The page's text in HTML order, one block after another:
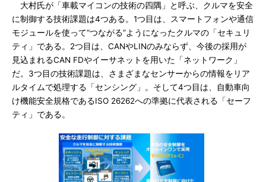
大村氏が「車載マイコンの技術の四隅」と呼ぶ、クルマを安全
に制御する技術課題は4つある。1つ目は、スマートフォンや通信
モジュールを使って“つながる”ようになったクルマの「セキュリ
ティ」である。2つ目は、CANやLINのみならず、今後の採用が
見込まれるCAN FDやイーサネットを用いた「ネットワーク」
だ。3つ目の技術課題は、さまざまなセンサーからの情報をリア
ルタイムで処理する「センシング」。そして4つ目は、自動車向
け機能安全規格であるISO 26262への準拠に代表される「セーフ
ティ」である。